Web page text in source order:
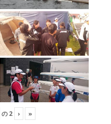
の2 › »